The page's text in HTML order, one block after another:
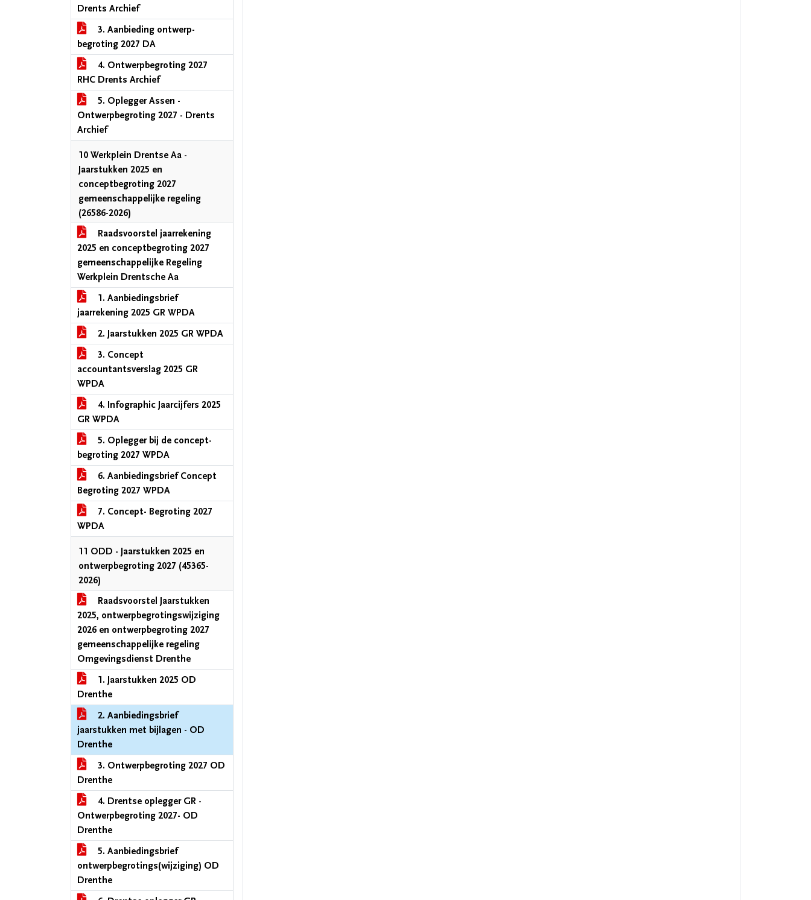
Drents Archief
3. Aanbieding ontwerp-
begroting 2027 DA
4. Ontwerpbegroting 2027
RHC Drents Archief
5. Oplegger Assen -
Ontwerpbegroting 2027 - Drents
Archief
10 Werkplein Drentse Aa -
Jaarstukken 2025 en
conceptbegroting 2027
gemeenschappelijke regeling
(26586-2026)
Raadsvoorstel jaarrekening
2025 en conceptbegroting 2027
gemeenschappelijke Regeling
Werkplein Drentsche Aa
1. Aanbiedingsbrief
jaarrekening 2025 GR WPDA
2. Jaarstukken 2025 GR WPDA
3. Concept
accountantsverslag 2025 GR
WPDA
4. Infographic Jaarcijfers 2025
GR WPDA
5. Oplegger bij de concept-
begroting 2027 WPDA
6. Aanbiedingsbrief Concept
Begroting 2027 WPDA
7. Concept- Begroting 2027
WPDA
11 ODD - Jaarstukken 2025 en
ontwerpbegroting 2027 (45365-
2026)
Raadsvoorstel Jaarstukken
2025, ontwerpbegrotingswijziging
2026 en ontwerpbegroting 2027
gemeenschappelijke regeling
Omgevingsdienst Drenthe
1. Jaarstukken 2025 OD
Drenthe
2. Aanbiedingsbrief
jaarstukken met bijlagen - OD
Drenthe
3. Ontwerpbegroting 2027 OD
Drenthe
4. Drentse oplegger GR -
Ontwerpbegroting 2027- OD
Drenthe
5. Aanbiedingsbrief
ontwerpbegrotings(wijziging) OD
Drenthe